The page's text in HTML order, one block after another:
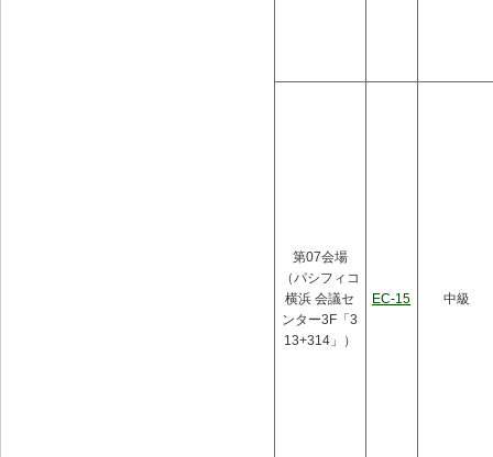
第07会場
（パシフィコ
横浜 会議セ
ンター3F「3
13+314」）
EC-15 中級